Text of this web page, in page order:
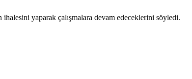
yaparak çalışmalara devam edeceklerini söyledi.